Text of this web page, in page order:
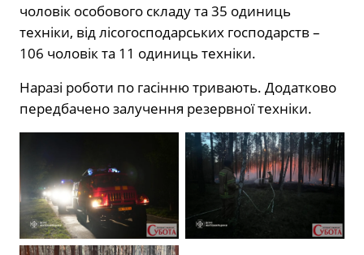
чоловік особового складу та 35 одиниць
техніки, від лісогосподарських господарств –
106 чоловік та 11 одиниць техніки.
Наразі роботи по гасінню тривають. Додатково
передбачено залучення резервної техніки.